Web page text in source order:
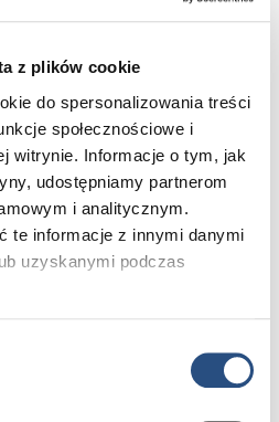
z plików cookie
do spersonalizowania treści
społecznościowe i
witrynie. Informacje o tym, jak
udostępniamy partnerom
i analitycznym.
te informacje z innymi danymi
uzyskanymi podczas
i spotkania z ekspertami:
również specjalne
20% na akcesoria oraz
lub zamówione na miejscu.
rowerzystów
do sezonu:
eksploatacji oraz
okres jesienno-zimowy,
nowości dla cyklistów.
zamówione na miejscu.